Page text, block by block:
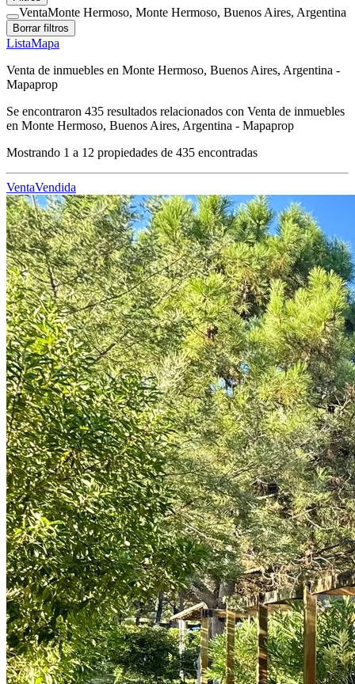
VentaMonte Hermoso, Monte Hermoso, Buenos Aires, Argentina
Borrar filtros
ListaMapa
Venta de inmuebles en Monte Hermoso, Buenos Aires, Argentina -
Mapaprop
Se encontraron 435 resultados relacionados con Venta de inmuebles
en Monte Hermoso, Buenos Aires, Argentina - Mapaprop
Mostrando 1 a 12 propiedades de 435 encontradas
VentaVendida